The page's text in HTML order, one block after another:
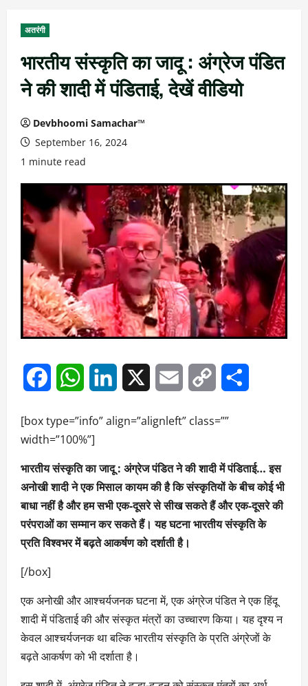
अतरंगी
भारतीय संस्कृति का जादू : अंग्रेज पंडित
ने की शादी में पंडिताई, देखें वीडियो
Devbhoomi Samachar™
September 16, 2024
1 minute read
FacebookWhatsAppLinkedIn Email
Copy
[box type=”info” align=”alignleft” class=””
width=”100%”]
भारतीय संस्कृति का जादू : अंग्रेज पंडित ने की शादी में पंडिताई… इस
अनोखी शादी ने एक मिसाल कायम की है कि संस्कृतियों के बीच कोई भी
बाधा नहीं है और हम सभी एक-दूसरे से सीख सकते हैं और एक-दूसरे की
परंपराओं का सम्मान कर सकते हैं। यह घटना भारतीय संस्कृति के
प्रति विश्वभर में बढ़ते आकर्षण को दर्शाती है।
[/box]
एक अनोखी और आश्चर्यजनक घटना में, एक अंग्रेज पंडित ने एक हिंदू
शादी में पंडिताई की और संस्कृत मंत्रों का उच्चारण किया। यह दृश्य न
केवल आश्चर्यजनक था बल्कि भारतीय संस्कृति के प्रति अंग्रेजों के
बढ़ते आकर्षण को भी दर्शाता है।